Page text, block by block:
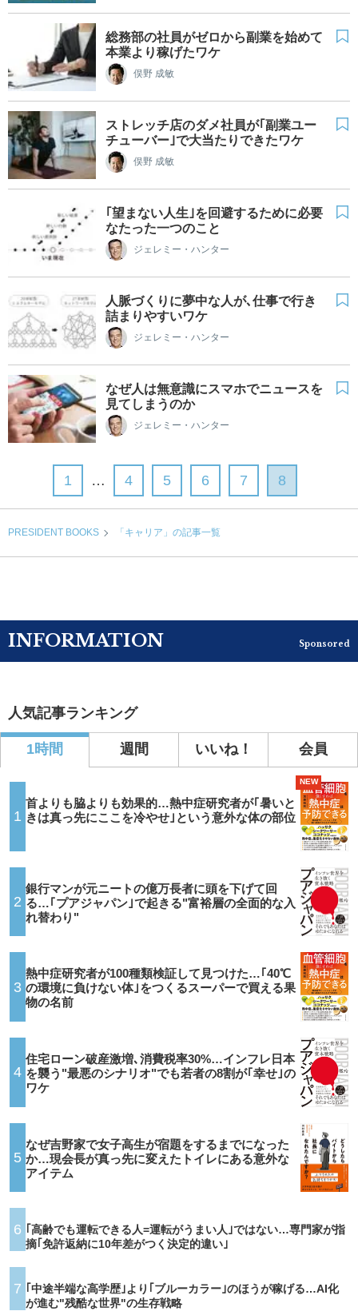
総務部の社員がゼロから副業を始めて
本業より稼げたワケ
俣野 成敏
ストレッチ店のダメ社員が｢副業ユー
チューバー｣で大当たりできたワケ
俣野 成敏
｢望まない人生｣を回避するために必要
なたった一つのこと
ジェレミー・ハンター
人脈づくりに夢中な人が､仕事で行き
詰まりやすいワケ
ジェレミー・ハンター
なぜ人は無意識にスマホでニュースを
見てしまうのか
ジェレミー・ハンター
1 … 4 5 6 7 8
PRESIDENT BOOKS 「キャリア」の記事一覧
INFORMATION Sponsored
人気記事ランキング
1時間 週間 いいね！ 会員
1
首よりも脇よりも効果的…熱中症研究者が｢暑いと
きは真っ先にここを冷やせ｣という意外な体の部位
NEW
2
銀行マンが元ニートの億万長者に頭を下げて回
る…｢プアジャパン｣で起きる"富裕層の全面的な入
れ替わり"
3
熱中症研究者が100種類検証して見つけた…｢40℃
の環境に負けない体｣をつくるスーパーで買える果
物の名前
4
住宅ローン破産激増､消費税率30%…インフレ日本
を襲う"最悪のシナリオ"でも若者の8割が｢幸せ｣の
ワケ
5
なぜ吉野家で女子高生が宿題をするまでになった
か…現会長が真っ先に変えたトイレにある意外な
アイテム
6 ｢高齢でも運転できる人=運転がうまい人｣ではない…専門家が指
摘｢免許返納に10年差がつく決定的違い｣
7 ｢中途半端な高学歴｣より｢ブルーカラー｣のほうが稼げる…AI化
が進む"残酷な世界"の生存戦略